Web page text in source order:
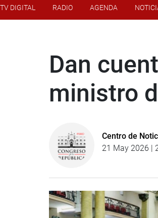
TV DIGITAL RADIO AGENDA
Dan
ministro
Centro de
21 May 2026 |